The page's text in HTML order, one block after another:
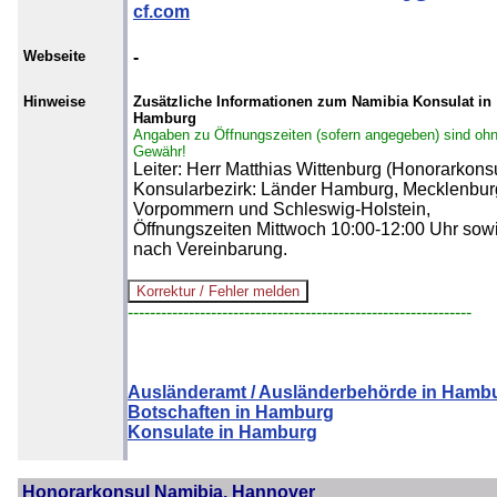
cf.com
Webseite -
Hinweise
Zusätzliche Informationen zum Namibia Konsulat in
Hamburg
Angaben zu Öffnungszeiten (sofern angegeben) sind
Gewähr!
Leiter: Herr Matthias Wittenburg
Konsularbezirk: Länder Hamburg,
Vorpommern und Schleswig-Holstein,
Öffnungszeiten Mittwoch 10:00-12:00 Uhr
nach Vereinbarung.
--------------------------------------------------------------
Ausländeramt / Ausländerbehörde in
Botschaften in Hamburg
Konsulate in Hamburg
Honorarkonsul Namibia, Hannover